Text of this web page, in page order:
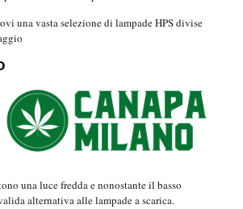
una vasta selezione di lampade HPS divise
una luce fredda e nonostante il basso
alternativa alle lampade a scarica.